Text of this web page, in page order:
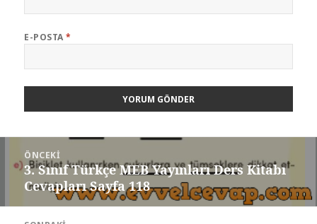
E-POSTA*
gezinmesi
ÖNCEKI
Önceki
yazı:
3. Sınıf Türkçe MEB Yayınları Ders Kitabı
Cevapları Sayfa 118